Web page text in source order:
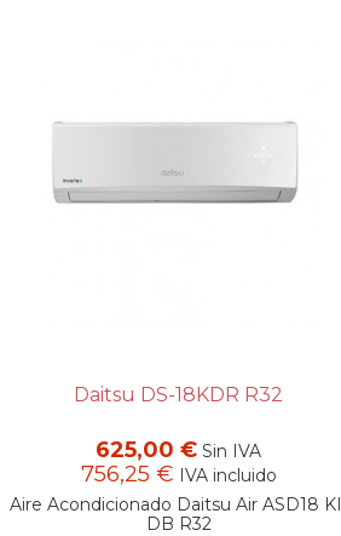
Daitsu DS-18KDR R32
625,00 € Sin IVA
756,25 € IVA incluido
Aire Acondicionado Daitsu Air ASD18
DB R32